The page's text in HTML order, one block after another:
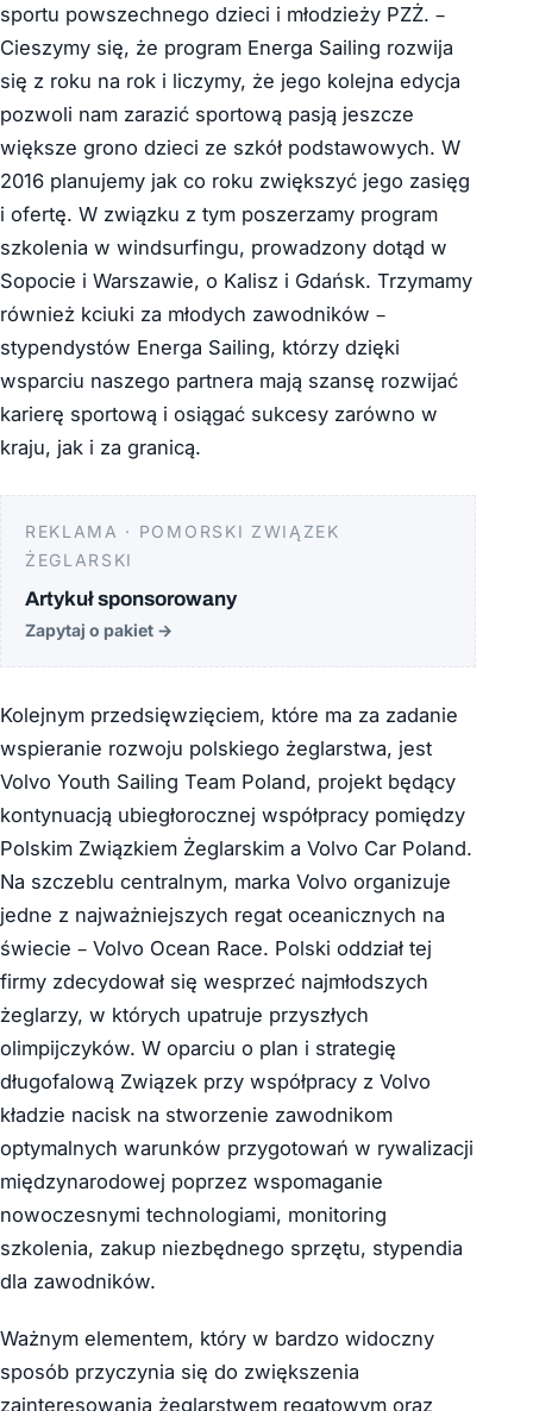
sportu powszechnego dzieci i młodzieży PZŻ. ­–
Cieszymy się, że program Energa Sailing rozwija
się z roku na rok i liczymy, że jego kolejna edycja
pozwoli nam zarazić sportową pasją jeszcze
większe grono dzieci ze szkół podstawowych. W
2016 planujemy jak co roku zwiększyć jego zasięg
i ofertę. W związku z tym poszerzamy program
szkolenia w windsurfingu, prowadzony dotąd w
Sopocie i Warszawie, o Kalisz i Gdańsk. Trzymamy
również kciuki za młodych zawodników –
stypendystów Energa Sailing, którzy dzięki
wsparciu naszego partnera mają szansę rozwijać
karierę sportową i osiągać sukcesy zarówno w
kraju, jak i za granicą.
REKLAMA · POMORSKI ZWIĄZEK
ŻEGLARSKI
Artykuł sponsorowany
Zapytaj o pakiet →
Kolejnym przedsięwzięciem, które ma za zadanie
wspieranie rozwoju polskiego żeglarstwa, jest
Volvo Youth Sailing Team Poland, projekt będący
kontynuacją ubiegłorocznej współpracy pomiędzy
Polskim Związkiem Żeglarskim a Volvo Car Poland.
Na szczeblu centralnym, marka Volvo organizuje
jedne z najważniejszych regat oceanicznych na
świecie – Volvo Ocean Race. Polski oddział tej
firmy zdecydował się wesprzeć najmłodszych
żeglarzy, w których upatruje przyszłych
olimpijczyków. W oparciu o plan i strategię
długofalową Związek przy współpracy z Volvo
kładzie nacisk na stworzenie zawodnikom
optymalnych warunków przygotowań w rywalizacji
międzynarodowej poprzez wspomaganie
nowoczesnymi technologiami, monitoring
szkolenia, zakup niezbędnego sprzętu, stypendia
dla zawodników.
Ważnym elementem, który w bardzo widoczny
sposób przyczynia się do zwiększenia
zainteresowania żeglarstwem regatowym oraz